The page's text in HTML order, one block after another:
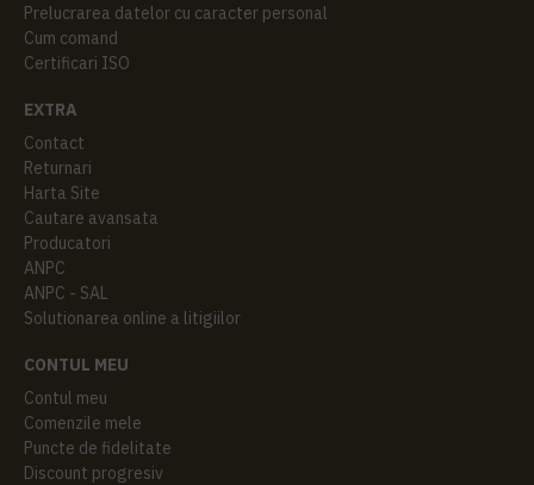
Prelucrarea datelor cu caracter personal
Cum comand
Certificari ISO
EXTRA
Contact
Returnari
Harta Site
Cautare avansata
Producatori
ANPC
ANPC - SAL
Solutionarea online a litigiilor
CONTUL MEU
Contul meu
Comenzile mele
Puncte de fidelitate
Discount progresiv